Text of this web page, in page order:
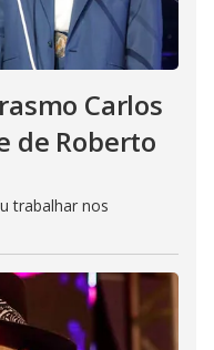
Carlos
de Roberto
trabalhar nos